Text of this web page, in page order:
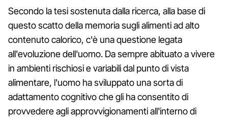
Secondo la tesi sostenuta dalla ricerca, alla base di
questo scatto della memoria sugli alimenti ad alto
contenuto calorico, c'è una questione legata
all'evoluzione dell'uomo. Da sempre abituato a vivere
in ambienti rischiosi e variabili dal punto di vista
alimentare, l'uomo ha sviluppato una sorta di
adattamento cognitivo che gli ha consentito di
provvedere agli approvvigionamenti all'interno di